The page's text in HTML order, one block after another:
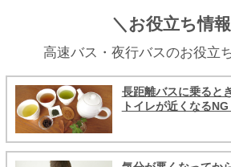
＼お役立ち情
高速バス・夜行バスのお役立
長距離バスに乗ると
トイレが近くなる